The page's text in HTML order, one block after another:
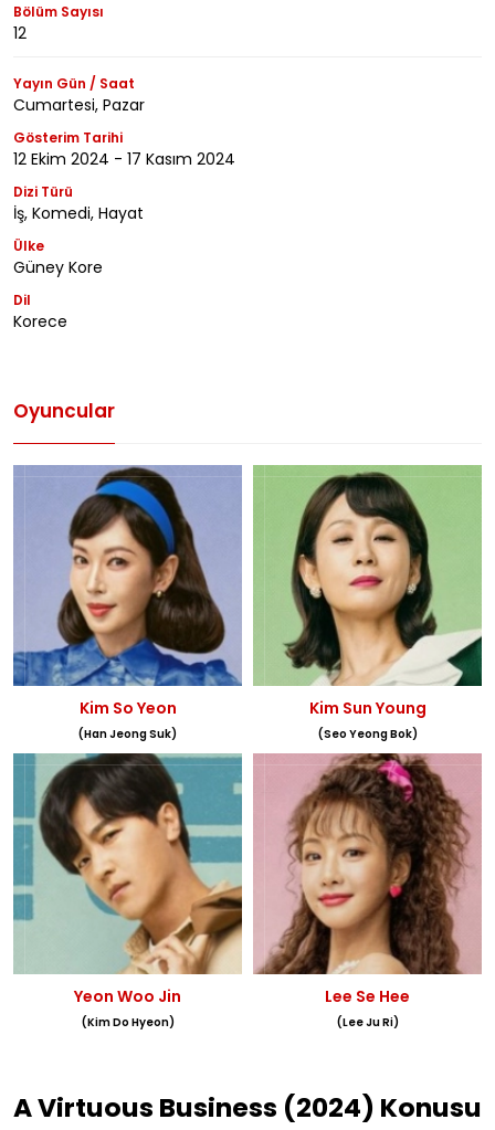
Bölüm Sayısı
12
Yayın Gün / Saat
Cumartesi, Pazar
Gösterim Tarihi
12 Ekim 2024 - 17 Kasım 2024
Dizi Türü
İş, Komedi, Hayat
Ülke
Güney Kore
Dil
Korece
Oyuncular
Kim So Yeon
(Han Jeong Suk)
Kim Sun Young
(Seo Yeong Bok)
Yeon Woo Jin
(Kim Do Hyeon)
Lee Se Hee
(Lee Ju Ri)
A Virtuous Business (2024) Konusu